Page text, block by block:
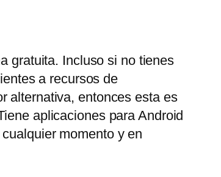
gratuita. Incluso si no tienes
a recursos de
alternativa, entonces esta es
aplicaciones para Android
momento y en